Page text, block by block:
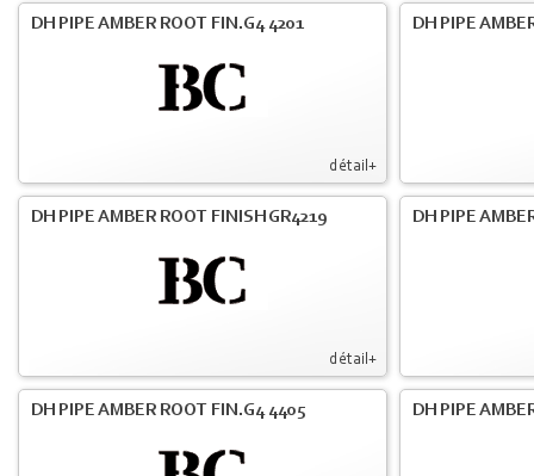
détail+
DH PIPE AMBER ROOT FIN.G4 4201 DH PIPE
détail+
DH PIPE AMBER ROOT FINISH GR4219 DH PIPE
DH PIPE AMBER ROOT FIN.G4 4405 DH PIPE